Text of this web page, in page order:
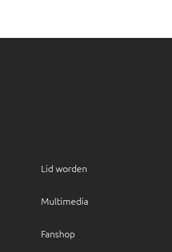
Lid worden
Multimedia
Fanshop